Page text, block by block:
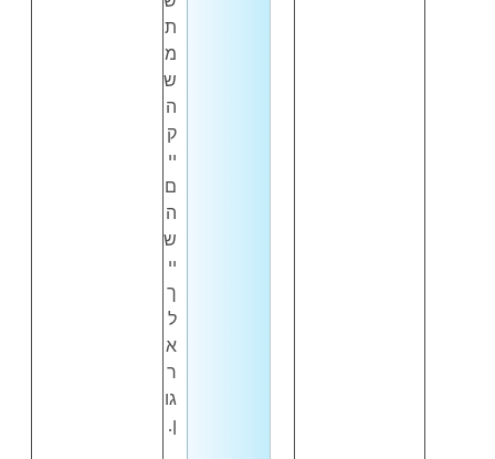
ת
מ
ש
ה
ק
יי
ם
ה
ש
יי
ך
ל
א
ר
גו
ן.